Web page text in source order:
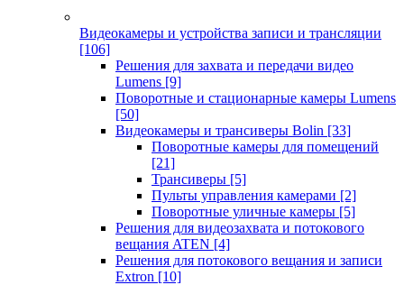
Видеокамеры и устройства записи и трансляции
[106]
Решения для захвата и передачи видео
Lumens [9]
Поворотные и стационарные камеры Lumens
[50]
Видеокамеры и трансиверы Bolin [33]
Поворотные камеры для помещений
[21]
Трансиверы [5]
Пульты управления камерами [2]
Поворотные уличные камеры [5]
Решения для видеозахвата и потокового
вещания ATEN [4]
Решения для потокового вещания и записи
Extron [10]